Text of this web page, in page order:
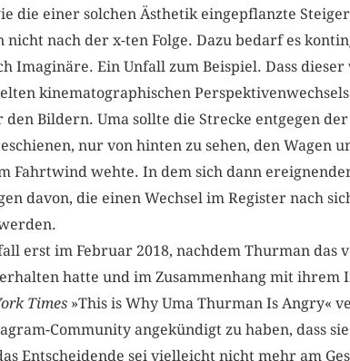
die einer solchen Ästhetik eingepflanzte
nach der x-ten Folge. Dazu bedarf es
Imaginäre. Ein Unfall zum Beispiel. Dass
kinematographischen
den Bildern. Uma sollte die Strecke entgegen
nur von hinten zu sehen, den Wagen
Fahrtwind wehte. In dem sich dann
davon, die einen Wechsel im Register nach
erst im Februar 2018, nachdem Thurman das
hatte und im Zusammenhang mit
Times »This is Why Uma Thurman Is Angry«
Community angekündigt zu haben, dass
Entscheidende sei vielleicht nicht mehr am